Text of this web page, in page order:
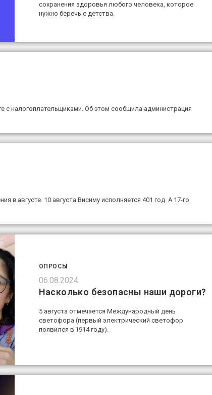
сохранения здоровья любого человека, которое
нужно беречь с детства.
налогоплательщиками. Об этом сообщила администрация
в августе. 10 августа Висиму исполняется 401 год. А 17-го
ОПРОСЫ
06.08.2024
Насколько безопасны наши дороги?
5 августа отмечается Международный день
светофора (первый электрический светофор
появился в 1914 году).